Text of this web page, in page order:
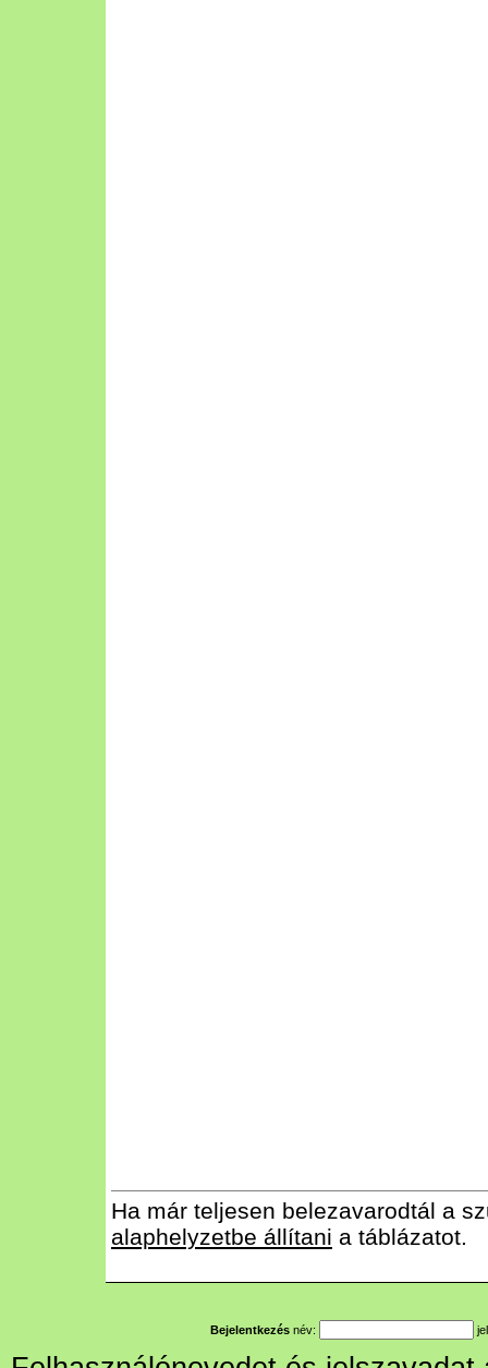
Ha már teljesen belezavarodtál a
alaphelyzetbe állítani a táblázatot.
Bejelentkezés név: